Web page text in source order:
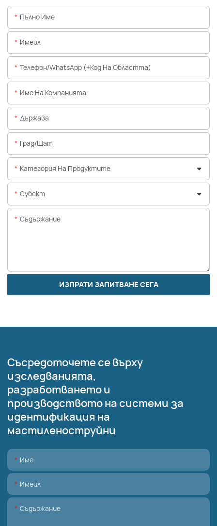
Пълно Име
Имейл
Телефон/WhatsApp (+Код На Областта)
Име На Компанията
Държава
Град/щат
Категория На Продуктите
Субект
Съдържание
ИЗПРАТИ ЗАПИТВАНЕ СЕГА
Съсредоточете се върху
изследванията,
разработването и
производството на системи за
идентификация на
мастиленоструйни
Име
Имейл
Съдържание